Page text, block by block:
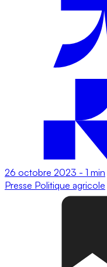
26 octobre 2023 - 1 min
Presse Politique agricole